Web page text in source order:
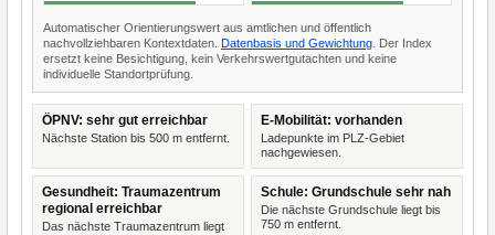
Automatischer Orientierungswert aus amtlichen und öffentlich
nachvollziehbaren Kontextdaten. Datenbasis und Gewichtung . Der Index
ersetzt keine Besichtigung, kein Verkehrswertgutachten und keine
individuelle Standortprüfung.
ÖPNV: sehr gut erreichbar
Nächste Station bis 500 m entfernt.
E-Mobilität: vorhanden
Ladepunkte im PLZ-Gebiet
nachgewiesen.
Gesundheit: Traumazentrum
regional erreichbar
Das nächste Traumazentrum liegt
Schule: Grundschule sehr nah
Die nächste Grundschule liegt bis
750 m entfernt.